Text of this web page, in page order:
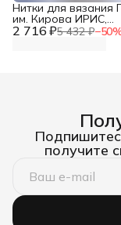
2 716 ₽5 432 ₽−50
Нитки для вязания
им. Кирова ИРИС,
Мерсеризованный
получите